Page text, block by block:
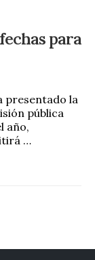
para
presentado la
pública
año,
…